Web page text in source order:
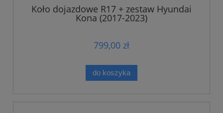
Koło dojazdowe R17 + zestaw Hyundai
Kona (2017-2023)
799,00 zł
do koszyka